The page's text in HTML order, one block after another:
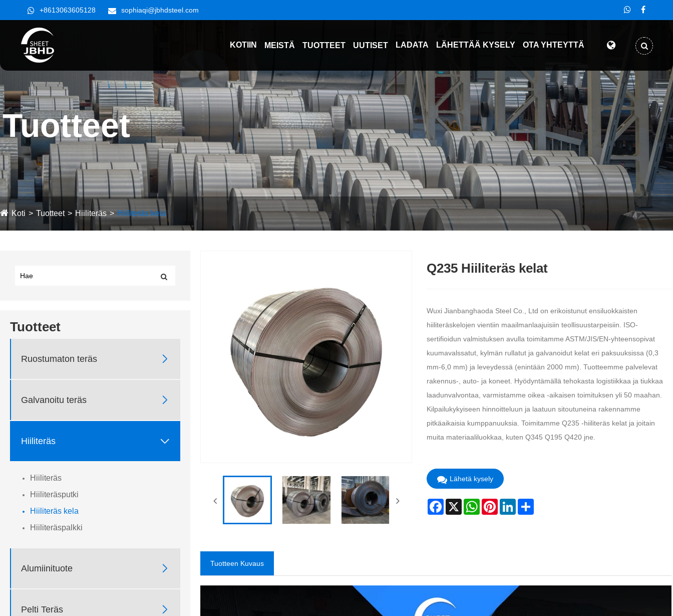
+8613063605128 sophiaqi@jbhdsteel.com
KOTIIN MEISTÄ TUOTTEET UUTISET LADATA LÄHETTÄÄ KYSELY OTA YHTEYTTÄ
Tuotteet
Koti Tuotteet Hiiliteräs Hiiliteräs kela
Tuotteet
Ruostumaton teräs 
Galvanoitu teräs 
Hiiliteräs 
Hiiliteräs
Hiiliteräsputki
Hiiliteräs kela
Hiiliteräspalkki
Alumiinituote 
Pelti Teräs 
Q235 Hiiliteräs kelat
Wuxi Jianbanghaoda Steel Co., Ltd on erikoistunut ensiluokkaisten
hiiliteräskelojen vientiin maailmanlaajuisiin teollisuustarpeisiin. ISO-
sertifioidun valmistuksen avulla toimitamme ASTM/JIS/EN-yhteensopivat
kuumavalssatut, kylmän rullatut ja galvanoidut kelat eri paksuuksissa (0,3
mm-6,0 mm) ja leveydessä (enintään 2000 mm). Tuotteemme palvelevat
rakennus-, auto- ja koneet. Hyödyntämällä tehokasta logistiikkaa ja tiukkaa
laadunvalvontaa, varmistamme oikea -aikaisen toimituksen yli 50 maahan.
Kilpailukykyiseen hinnoitteluun ja laatuun sitoutuneina rakennamme
pitkäaikaisia kumppanuuksia. Toimitamme Q235 -hiiliteräs kelat ja joitain
muita materiaaliluokkaa, kuten Q345 Q195 Q420 jne.
Lähetä kysely
Facebook
X WhatsAppPinterestLinkedInShare
Tuotteen Kuvaus